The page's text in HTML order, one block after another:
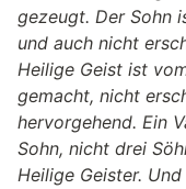
gezeugt. Der Sohn
und auch nicht
Heilige Geist ist
gemacht, nicht
hervorgehend. Ein
Sohn, nicht drei
Heilige Geister.